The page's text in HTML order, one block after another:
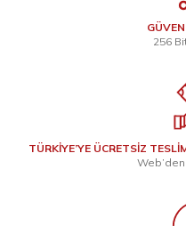
256
TÜRKİYE’YE ÜCRETSİZ